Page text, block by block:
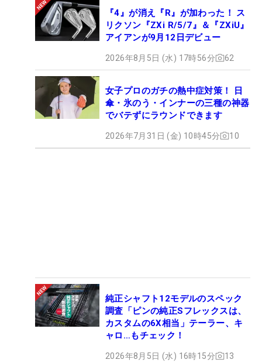
『4』が消え『R』が加わった！ ス
リクソン『ZXi R/5/7』＆『ZXiU』
アイアンが9月12日デビュー
2026年8月5日 (水) 17時56分 62
女子プロのガチの熱中症対策！ 日
傘・氷のう・インナーの三種の神器
でバテずにラウンドできます
2026年7月31日 (金) 10時45分 10
純正シャフト12モデルのスペック
調査「ピンの純正Sフレックスは、
カスタムの6X相当」テーラー、キ
ャロ…もチェック！
2026年8月5日 (水) 16時15分 13